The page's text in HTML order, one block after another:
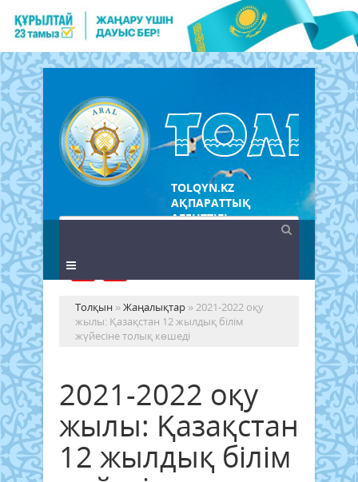
TOLQYN.KZ
АҚПАРАТТЫҚ
АГЕНТТІГІ
Толқын »Жаңалықтар » 2021-2022 оқу
жылы: Қазақстан 12 жылдық білім
жүйесіне толық көшеді
2021-2022 оқу
жылы: Қазақстан
12 жылдық білім